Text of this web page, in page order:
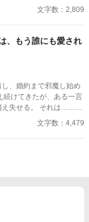
文字数：2,809
、もう誰にも愛され
、婚約まで邪魔し始め
続けてきたが、ある一言
え失せる。 それは……。
文字数：4,479